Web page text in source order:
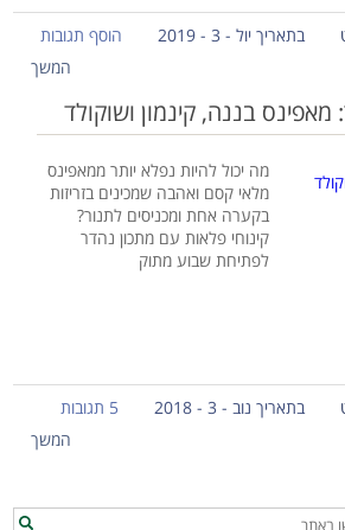
בתאריך יול - 3 - 2019
הוסף תגובות
המשך
בננה, קינמון ושוקולד
מה יכול להיות נפלא יותר ממאפינס
מלאי קסם ואהבה שמכינים בזריזות
בקערה אחת ומכניסים לתנור?
קינוחי פלאות עם מתכון נהדר
לפתיחת שבוע מתוק
בתאריך נוב - 3 - 2018
5 תגובות
המשך